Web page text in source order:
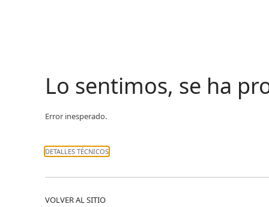
Lo sentimos, se ha
Error inesperado.
DETALLES TÉCNICOS
VOLVER AL SITIO